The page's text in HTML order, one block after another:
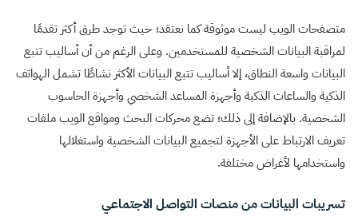
متصفحات الويب ليست موثوقة كما نعتقد؛ حيث توجد طرق أكثر تقدمًا
لمراقبة البيانات الشخصية للمستخدمين. وعلى الرغم من أن أساليب تتبع
البيانات واسعة النطاق، إلا أساليب تتبع البيانات الأكثر نشاطًا تشمل الهواتف
الذكية والساعات الذكية وأجهزة المساعد الشخصي وأجهزة الحاسوب
الشخصية. بالإضافة إلى ذلك؛ تضع محركات البحث ومواقع الويب ملفات
تعريف الارتباط على الأجهزة لتجميع البيانات الشخصية واستغلالها
واستخدامها لأغراض مختلفة.
تسريبات البيانات من منصات التواصل الاجتماعي